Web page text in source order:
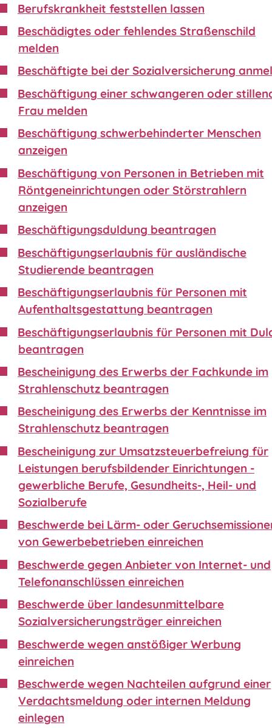
Berufskrankheit feststellen lassen
Beschädigtes oder fehlendes Straßenschild
melden
Beschäftigte bei der Sozialversicherung
Beschäftigung einer schwangeren oder
Frau melden
Beschäftigung schwerbehinderter Menschen
anzeigen
Beschäftigung von Personen in Betrieben mit
Röntgeneinrichtungen oder Störstrahlern
anzeigen
Beschäftigungsduldung beantragen
Beschäftigungserlaubnis für ausländische
Studierende beantragen
Beschäftigungserlaubnis für Personen mit
Aufenthaltsgestattung beantragen
Beschäftigungserlaubnis für Personen mit
beantragen
Bescheinigung des Erwerbs der Fachkunde im
Strahlenschutz beantragen
Bescheinigung des Erwerbs der Kenntnisse im
Strahlenschutz beantragen
Bescheinigung zur Umsatzsteuerbefreiung für
Leistungen berufsbildender Einrichtungen -
gewerbliche Berufe, Gesundheits-, Heil- und
Sozialberufe
Beschwerde bei Lärm- oder
von Gewerbebetrieben einreichen
Beschwerde gegen Anbieter von Internet- und
Telefonanschlüssen einreichen
Beschwerde über landesunmittelbare
Sozialversicherungsträger einreichen
Beschwerde wegen anstößiger Werbung
einreichen
Beschwerde wegen Nachteilen aufgrund einer
Verdachtsmeldung oder internen Meldung
einlegen